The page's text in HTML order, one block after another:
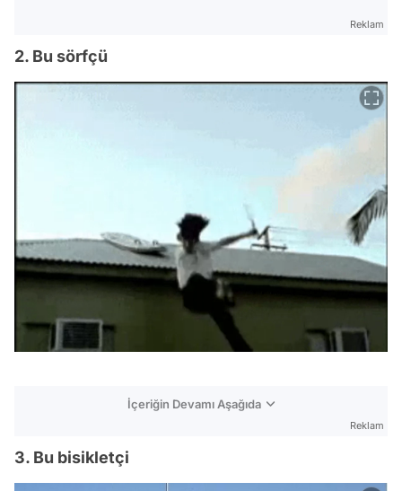
Reklam
2. Bu sörfçü
İçeriğin Devamı Aşağıda
Reklam
3. Bu bisikletçi